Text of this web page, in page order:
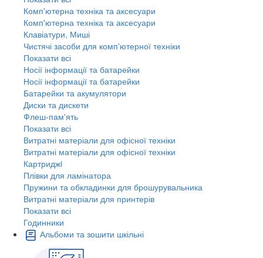
Комп'ютерна техніка та аксесуари
Комп'ютерна техніка та аксесуари
Клавіатури, Миші
Чистячі засоби для комп'ютерної техніки
Показати всі
Носії інформації та батарейки
Носії інформації та батарейки
Батарейки та акумулятори
Диски та дискети
Флеш-пам'ять
Показати всі
Витратні матеріали для офісної техніки
Витратні матеріали для офісної техніки
Картриджi
Плівки для ламінатора
Пружини та обкладинки для брошурувальника
Витратні матеріали для принтерів
Показати всі
Годинники
Альбоми та зошити шкільні